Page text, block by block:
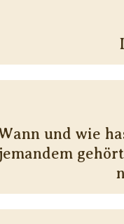
und wie
jemandem